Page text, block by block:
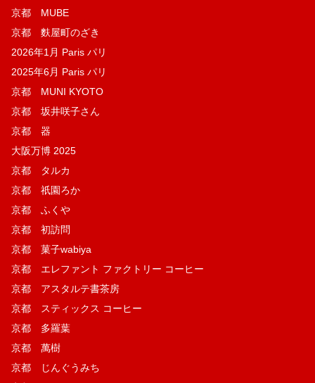
京都 MUBE
京都 麩屋町のざき
2026年1月 Paris パリ
2025年6月 Paris パリ
京都 MUNI KYOTO
京都 坂井咲子さん
京都 器
大阪万博 2025
京都 タルカ
京都 祇園ろか
京都 ふくや
京都 初訪問
京都 菓子wabiya
京都 エレファント ファクトリー コーヒー
京都 アスタルテ書茶房
京都 スティックス コーヒー
京都 多羅葉
京都 萬樹
京都 じんぐうみち